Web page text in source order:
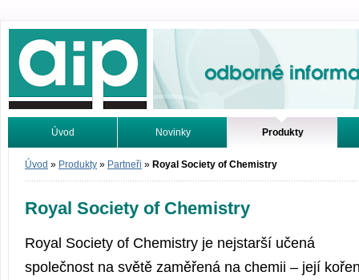
Odborné informace. Online.
Úvod Novinky Produkty
Vyhledávání Tutoriály
Úvod » Produkty » Partneři » Royal Society of Chemistry
Royal Society of Chemistry
Royal Society of Chemistry je nejstarší učená
společnost na světě zaměřená na chemii – její